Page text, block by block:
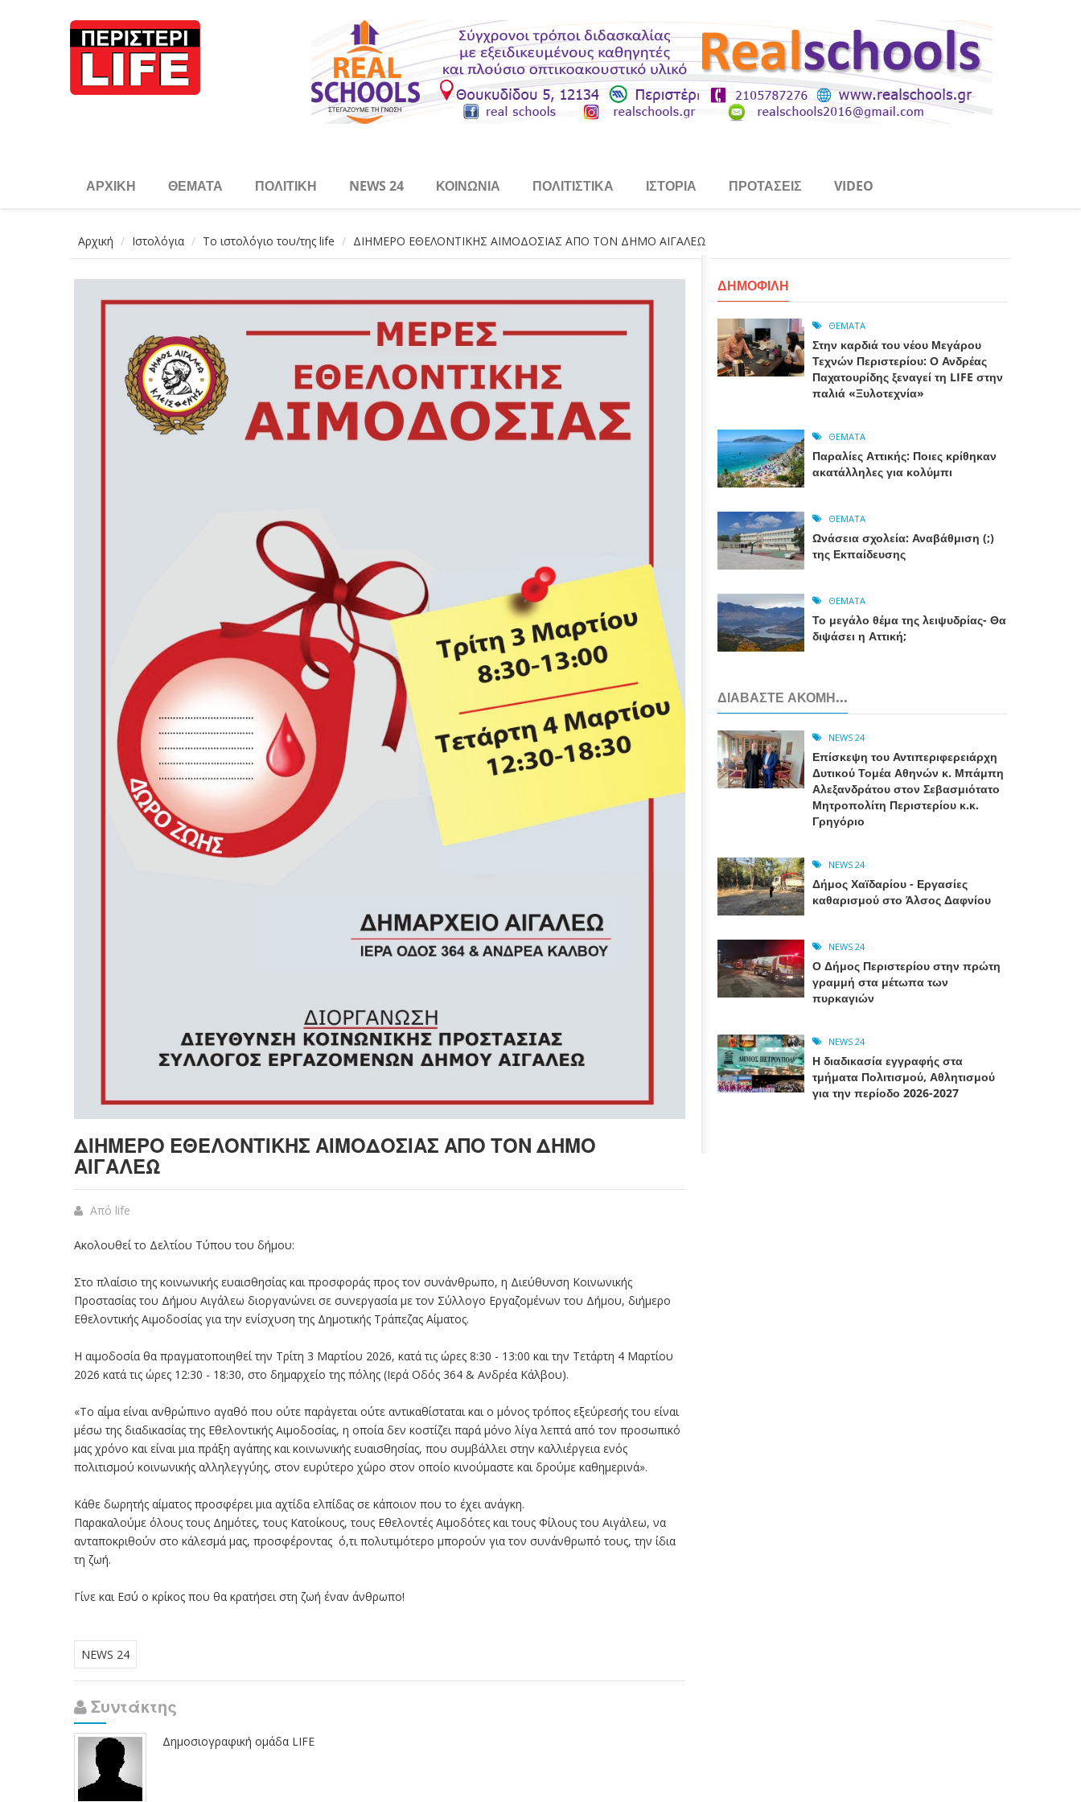
ΑΡΧΙΚΉ ΘΈΜΑΤΑ ΠΟΛΙΤΙΚΉ NEWS 24 ΚΟΙΝΩΝΊΑ ΠΟΛΙΤΙΣΤΙΚΆ ΙΣΤΟΡΊΑ ΠΡΟΤΆΣΕΙΣ VIDEO
Αρχική Ιστολόγια Το ιστολόγιο του/της life ΔΙΗΜΕΡΟ ΕΘΕΛΟΝΤΙΚΗΣ ΑΙΜΟΔΟΣΙΑΣ ΑΠΟ ΤΟΝ ΔΗΜΟ ΑΙΓΑΛΕΩ
ΔΙΗΜΕΡΟ ΕΘΕΛΟΝΤΙΚΗΣ ΑΙΜΟΔΟΣΙΑΣ ΑΠΟ ΤΟΝ ΔΗΜΟ
ΑΙΓΑΛΕΩ
Από life
Ακολουθεί το Δελτίου Τύπου του δήμου:
Στο πλαίσιο της κοινωνικής ευαισθησίας και προσφοράς προς τον συνάνθρωπο, η Διεύθυνση Κοινωνικής
Προστασίας του Δήμου Αιγάλεω διοργανώνει σε συνεργασία με τον Σύλλογο Εργαζομένων του Δήμου, διήμερο
Εθελοντικής Αιμοδοσίας για την ενίσχυση της Δημοτικής Τράπεζας Αίματος.
Η αιμοδοσία θα πραγματοποιηθεί την Τρίτη 3 Μαρτίου 2026, κατά τις ώρες 8:30 - 13:00 και την Τετάρτη 4 Μαρτίου
2026 κατά τις ώρες 12:30 - 18:30, στο δημαρχείο της πόλης (Ιερά Οδός 364 & Ανδρέα Κάλβου).
«Το αίμα είναι ανθρώπινο αγαθό που ούτε παράγεται ούτε αντικαθίσταται και ο μόνος τρόπος εξεύρεσής του είναι
μέσω της διαδικασίας της Εθελοντικής Αιμοδοσίας, η οποία δεν κοστίζει παρά μόνο λίγα λεπτά από τον προσωπικό
μας χρόνο και είναι μια πράξη αγάπης και κοινωνικής ευαισθησίας, που συμβάλλει στην καλλιέργεια ενός
πολιτισμού κοινωνικής αλληλεγγύης, στον ευρύτερο χώρο στον οποίο κινούμαστε και δρούμε καθημερινά».
Κάθε δωρητής αίματος προσφέρει μια αχτίδα ελπίδας σε κάποιον που το έχει ανάγκη.
Παρακαλούμε όλους τους Δημότες, τους Κατοίκους, τους Εθελοντές Αιμοδότες και τους Φίλους του Αιγάλεω, να
ανταποκριθούν στο κάλεσμά μας, προσφέροντας ό,τι πολυτιμότερο μπορούν για τον συνάνθρωπό τους, την ίδια
τη ζωή.
Γίνε και Εσύ ο κρίκος που θα κρατήσει στη ζωή έναν άνθρωπο!
NEWS 24
Συντάκτης
Δημοσιογραφική ομάδα LIFE
ΔΗΜΟΦΙΛΉ
ΘΈΜΑΤΑ
Στην καρδιά του νέου Μεγάρου
Τεχνών Περιστερίου: Ο Ανδρέας
Παχατουρίδης ξεναγεί τη LIFE στην
παλιά «Ξυλοτεχνία»
ΘΈΜΑΤΑ
Παραλίες Αττικής: Ποιες κρίθηκαν
ακατάλληλες για κολύμπι
ΘΈΜΑΤΑ
Ωνάσεια σχολεία: Αναβάθμιση (;)
της Εκπαίδευσης
ΘΈΜΑΤΑ
Το μεγάλο θέμα της λειψυδρίας- Θα
διψάσει η Αττική;
ΔΙΑΒΆΣΤΕ ΑΚΌΜΗ...
NEWS 24
Επίσκεψη του Αντιπεριφερειάρχη
Δυτικού Τομέα Αθηνών κ. Μπάμπη
Αλεξανδράτου στον Σεβασμιότατο
Μητροπολίτη Περιστερίου κ.κ.
Γρηγόριο
NEWS 24
Δήμος Χαϊδαρίου - Εργασίες
καθαρισμού στο Άλσος Δαφνίου
NEWS 24
Ο Δήμος Περιστερίου στην πρώτη
γραμμή στα μέτωπα των
πυρκαγιών
NEWS 24
Η διαδικασία εγγραφής στα
τμήματα Πολιτισμού, Αθλητισμού
για την περίοδο 2026-2027